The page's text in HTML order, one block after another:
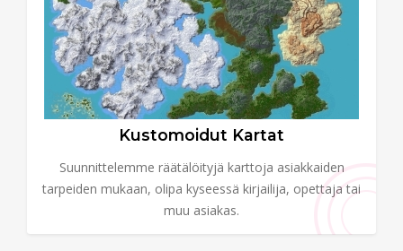
Kustomoidut Kartat
Suunnittelemme räätälöityjä karttoja asiakkaiden
tarpeiden mukaan, olipa kyseessä kirjailija, opettaja tai
muu asiakas.